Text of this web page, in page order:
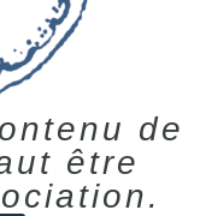
de
être